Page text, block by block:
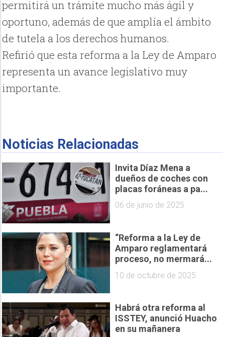
permitirá un trámite mucho más ágil y
oportuno, además de que amplía el ámbito
de tutela a los derechos humanos.
Refirió que esta reforma a la Ley de Amparo
representa un avance legislativo muy
importante.
Noticias Relacionadas
Invita Díaz Mena a
dueños de coches con
placas foráneas a pa...
06 de junio de 2025
“Reforma a la Ley de
Amparo reglamentará
proceso, no mermará...
10 de octubre de 2025
Habrá otra reforma al
ISSTEY, anunció Huacho
en su mañanera